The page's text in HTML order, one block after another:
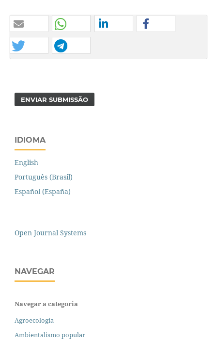
ENVIAR SUBMISSÃO
IDIOMA
English
Português (Brasil)
Español (España)
Open Journal Systems
NAVEGAR
Navegar a categoria
Agroecologia
Ambientalismo popular